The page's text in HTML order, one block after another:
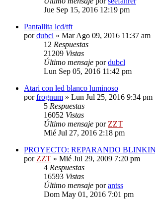
Jue Sep 15, 2016 12:19 pm
Pantallita lcd/tft
pordubcl » Mar Ago 09, 2016 11:37 am
12 Respuestas
21209 Vistas
Último mensaje pordubcl
Lun Sep 05, 2016 11:42 pm
Atari con led blanco luminoso
porfrognum » Lun Jul 25, 2016 9:34 pm
5 Respuestas
16052 Vistas
Último mensaje por ZZT
Mié Jul 27, 2016 2:18 pm
PROYECTO: REPARANDO
por ZZT » Mié Jul 29, 2009 7:20 pm
4 Respuestas
16593 Vistas
Último mensaje porantss
Dom May 01, 2016 7:01 pm